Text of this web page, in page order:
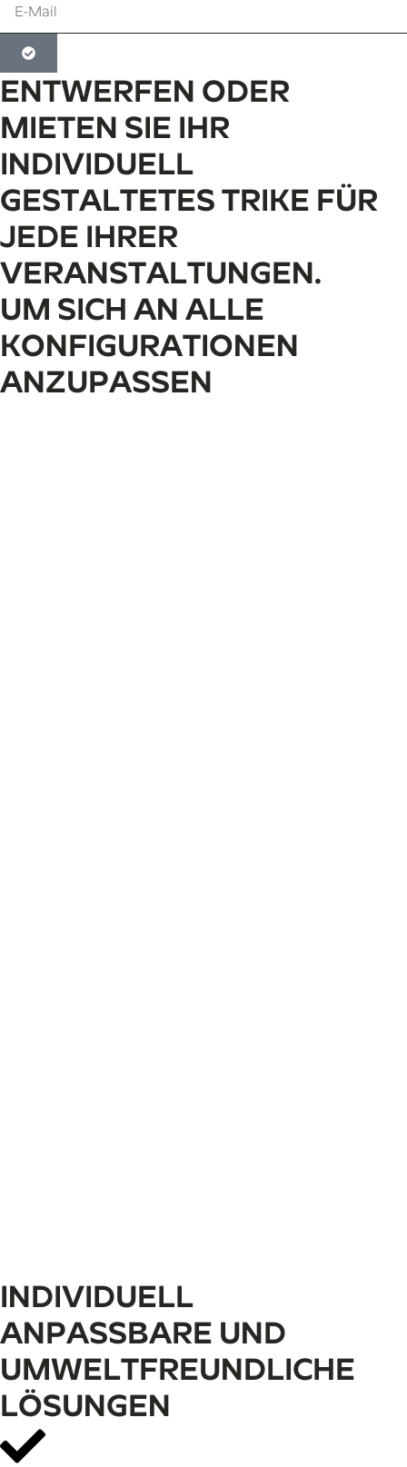
ENTWERFEN ODER
MIETEN SIE IHR
INDIVIDUELL
GESTALTETES TRIKE FÜR
JEDE IHRER
VERANSTALTUNGEN.
UM SICH AN ALLE
KONFIGURATIONEN
ANZUPASSEN
INDIVIDUELL
ANPASSBARE UND
UMWELTFREUNDLICHE
LÖSUNGEN